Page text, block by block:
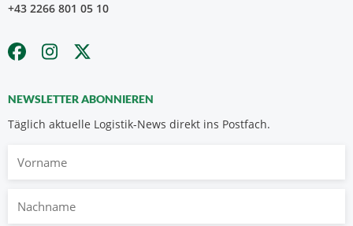
+43 2266 801 05 10
NEWSLETTER ABONNIEREN
Täglich aktuelle Logistik-News direkt ins Postfach.
Nachname